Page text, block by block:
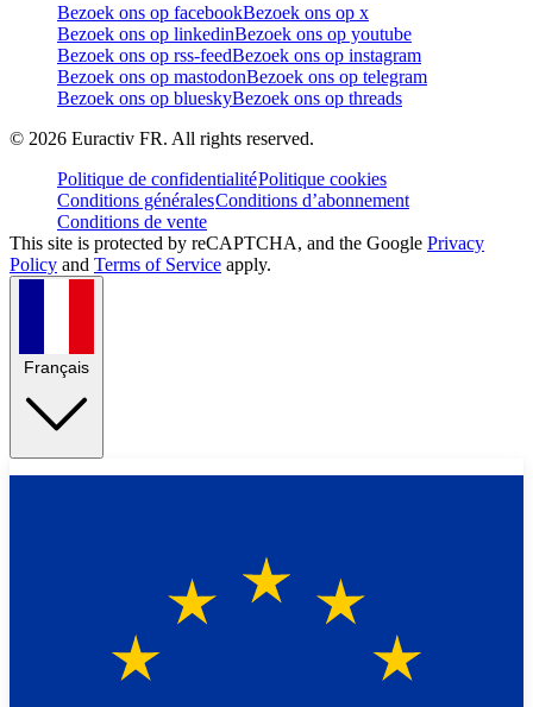
Bezoek ons op facebookBezoek ons op x
Bezoek ons op linkedinBezoek ons op youtube
Bezoek ons op rss-feedBezoek ons op instagram
Bezoek ons op mastodonBezoek ons op telegram
Bezoek ons op blueskyBezoek ons op threads
© 2026 Euractiv FR. All rights reserved.
Politique de confidentialitéPolitique cookies
Conditions généralesConditions d’abonnement
Conditions de vente
This site is protected by reCAPTCHA, and the Google Privacy
Policy and Terms of Service apply.
Français